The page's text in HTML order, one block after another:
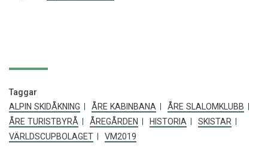
Taggar
ALPIN SKIDÅKNING
ÅRE KABINBANA
ÅRE SLALOMKLUBB
ÅRE TURISTBYRÅ
ÅREGÅRDEN HISTORIA
SKISTAR
VÄRLDSCUPBOLAGET
VM2019